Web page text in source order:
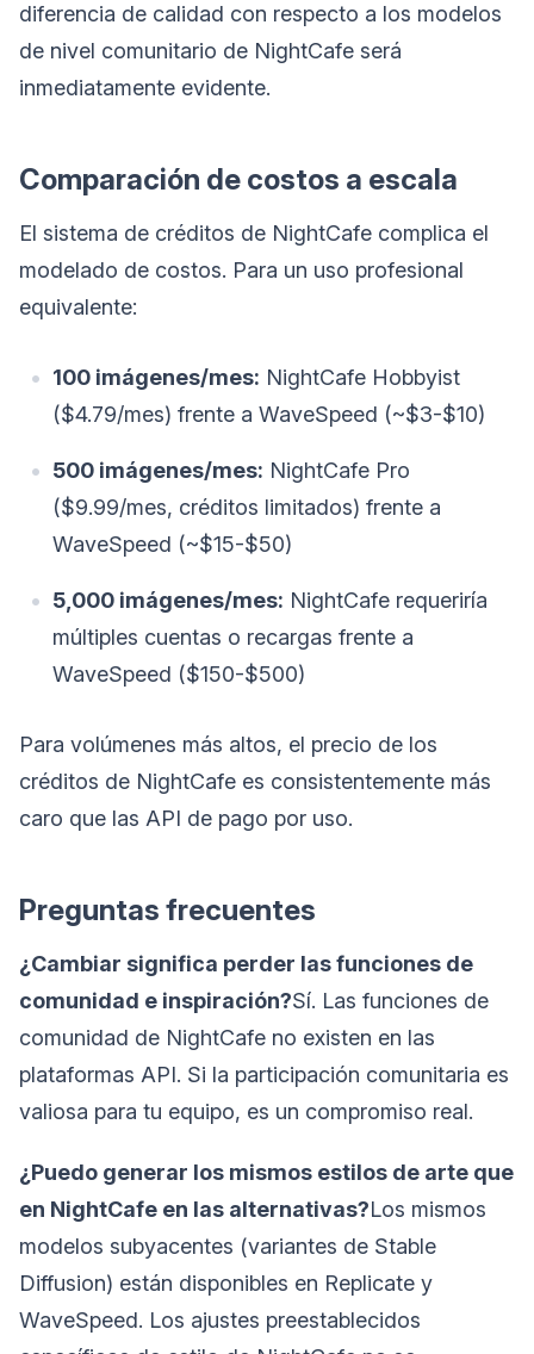
diferencia de calidad con respecto a los modelos
de nivel comunitario de NightCafe será
inmediatamente evidente.
Comparación de costos a escala
El sistema de créditos de NightCafe complica el
modelado de costos. Para un uso profesional
equivalente:
100 imágenes/mes: NightCafe Hobbyist
($4.79/mes) frente a WaveSpeed (~$3-$10)
500 imágenes/mes: NightCafe Pro
($9.99/mes, créditos limitados) frente a
WaveSpeed (~$15-$50)
5,000 imágenes/mes: NightCafe requeriría
múltiples cuentas o recargas frente a
WaveSpeed ($150-$500)
Para volúmenes más altos, el precio de los
créditos de NightCafe es consistentemente más
caro que las API de pago por uso.
Preguntas frecuentes
¿Cambiar significa perder las funciones de
comunidad e inspiración?Sí. Las funciones de
comunidad de NightCafe no existen en las
plataformas API. Si la participación comunitaria es
valiosa para tu equipo, es un compromiso real.
¿Puedo generar los mismos estilos de arte que
en NightCafe en las alternativas?Los mismos
modelos subyacentes (variantes de Stable
Diffusion) están disponibles en Replicate y
WaveSpeed. Los ajustes preestablecidos